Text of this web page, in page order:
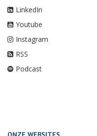
LinkedIn
Youtube
Instagram
RSS
Podcast